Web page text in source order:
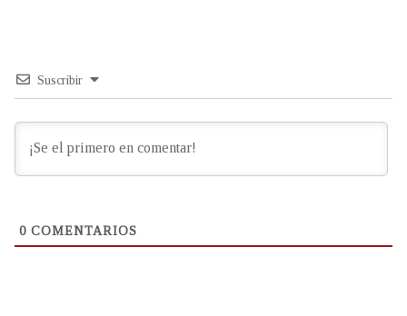
Suscribir
0 COMENTARIOS